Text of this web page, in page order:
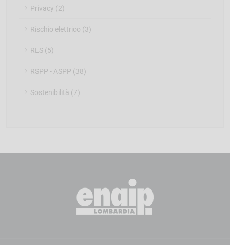
Privacy (2)
Rischio elettrico (3)
RLS (5)
RSPP - ASPP (38)
Sostenibilità (7)